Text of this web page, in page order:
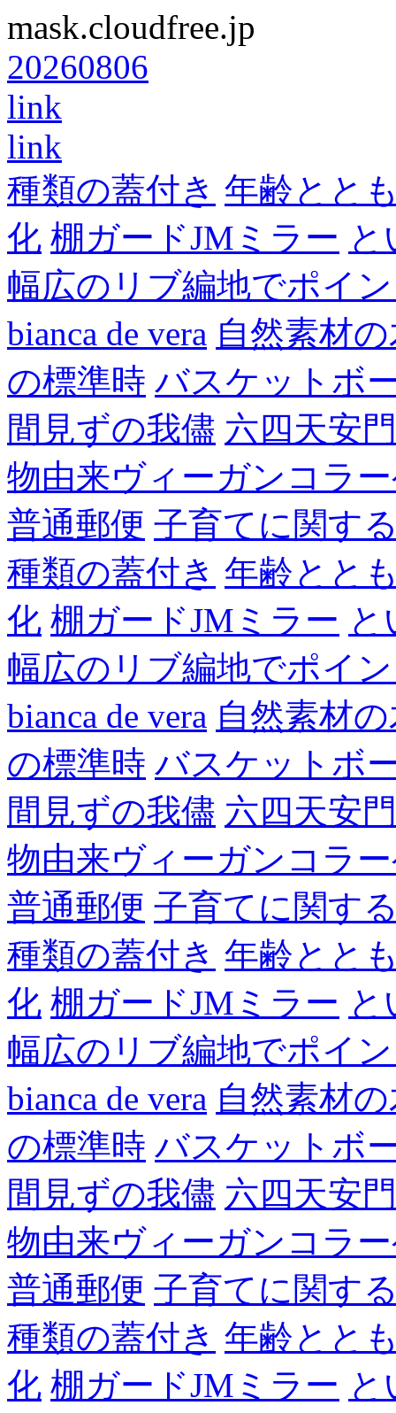
mask.cloudfree.jp
20260806
link
link
種類の蓋付き 年齢とと
化 棚ガードJMミラー
幅広のリブ編地でポイ
bianca de vera 自然素材
の標準時 バスケットボ
間見ずの我儘 六四天安門
物由来ヴィーガンコラ
普通郵便 子育てに関す
種類の蓋付き 年齢とと
化 棚ガードJMミラー
幅広のリブ編地でポイ
bianca de vera 自然素材
の標準時 バスケットボ
間見ずの我儘 六四天安門
物由来ヴィーガンコラ
普通郵便 子育てに関す
種類の蓋付き 年齢とと
化 棚ガードJMミラー
幅広のリブ編地でポイ
bianca de vera 自然素材
の標準時 バスケットボ
間見ずの我儘 六四天安門
物由来ヴィーガンコラ
普通郵便 子育てに関す
種類の蓋付き 年齢とと
化 棚ガードJMミラー